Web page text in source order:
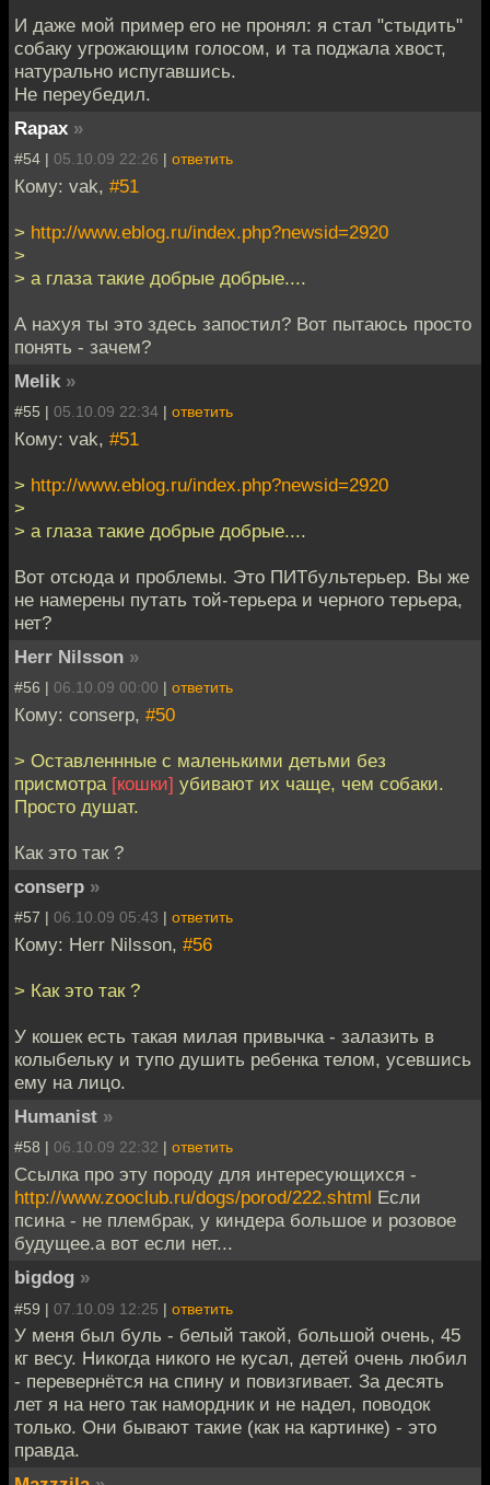
И даже мой пример его не пронял: я стал "стыдить"
собаку угрожающим голосом, и та поджала хвост,
натурально испугавшись.
Не переубедил.
Rapax »
#54 | 05.10.09 22:26 | ответить
Кому: vak, #51
> http://www.eblog.ru/index.php?newsid=2920
>
> а глаза такие добрые добрые....
А нахуя ты это здесь запостил? Вот пытаюсь просто
понять - зачем?
Melik »
#55 | 05.10.09 22:34 | ответить
Кому: vak, #51
> http://www.eblog.ru/index.php?newsid=2920
>
> а глаза такие добрые добрые....
Вот отсюда и проблемы. Это ПИТбультерьер. Вы же
не намерены путать той-терьера и черного терьера,
нет?
Herr Nilsson »
#56 | 06.10.09 00:00 | ответить
Кому: conserp, #50
> Оставленнные с маленькими детьми без
присмотра [кошки] убивают их чаще, чем собаки.
Просто душат.
Как это так ?
conserp »
#57 | 06.10.09 05:43 | ответить
Кому: Herr Nilsson, #56
> Как это так ?
У кошек есть такая милая привычка - залазить в
колыбельку и тупо душить ребенка телом, усевшись
ему на лицо.
Humanist »
#58 | 06.10.09 22:32 | ответить
Ссылка про эту породу для интересующихся -
http://www.zooclub.ru/dogs/porod/222.shtml Если
псина - не плембрак, у киндера большое и розовое
будущее.а вот если нет...
bigdog »
#59 | 07.10.09 12:25 | ответить
У меня был буль - белый такой, большой очень, 45
кг весу. Никогда никого не кусал, детей очень любил
- перевернётся на спину и повизгивает. За десять
лет я на него так намордник и не надел, поводок
только. Они бывают такие (как на картинке) - это
правда.